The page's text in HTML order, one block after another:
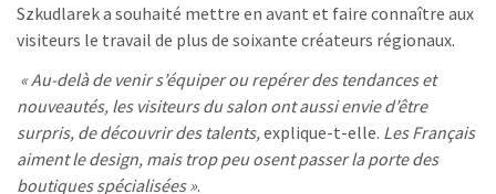
Szkudlarek a souhaité mettre en avant et faire connaître aux
visiteurs le travail de plus de soixante créateurs régionaux.
« Au-delà de venir s’équiper ou repérer des tendances et
nouveautés, les visiteurs du salon ont aussi envie d’être
surpris, de découvrir des talents, explique-t-elle. Les Français
aiment le design, mais trop peu osent passer la porte des
boutiques spécialisées ».